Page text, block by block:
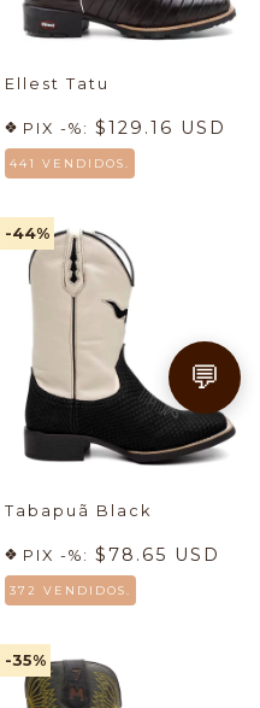
Ellest Tatu
PIX -%: $129.16 USD
441 VENDIDOS.
-44%
Tabapuã Black
PIX -%: $78.65 USD
372 VENDIDOS.
-35%
💬